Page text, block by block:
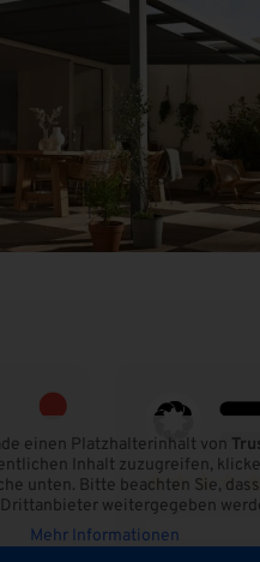
einen Platzhalterinhalt von
Inhalt zuzugreifen,
unten. Bitte beachten Sie,
Drittanbieter weitergegeben
Mehr Informationen